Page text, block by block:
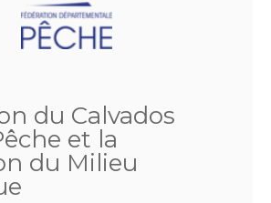
du Calvados
et la
du Milieu